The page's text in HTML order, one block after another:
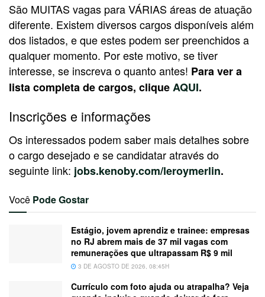
São MUITAS vagas para VÁRIAS áreas de atuação
diferente. Existem diversos cargos disponíveis além
dos listados, e que estes podem ser preenchidos a
qualquer momento. Por este motivo, se tiver
interesse, se inscreva o quanto antes! Para ver a
lista completa de cargos, cliqueAQUI.
Inscrições e informações
Os interessados podem saber mais detalhes sobre
o cargo desejado e se candidatar através do
seguinte link: jobs.kenoby.com/leroymerlin.
Você Pode Gostar
Estágio, jovem aprendiz e trainee: empresas
no RJ abrem mais de 37 mil vagas com
remunerações que ultrapassam R$ 9 mil
3 DE AGOSTO DE 2026, 08:45H
Currículo com foto ajuda ou atrapalha? Veja